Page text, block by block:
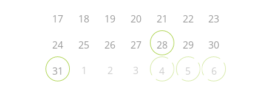
17
18 19 20 21 22
23
24
25 26 27 28 29
30
31
1 2 3 4 5 6